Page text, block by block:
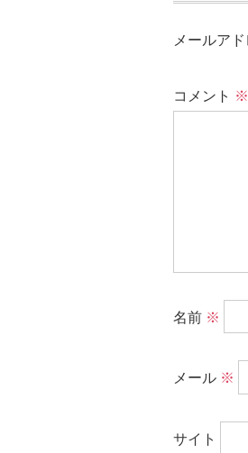
メールア
コメント ※
名前 ※
メール ※
サイト